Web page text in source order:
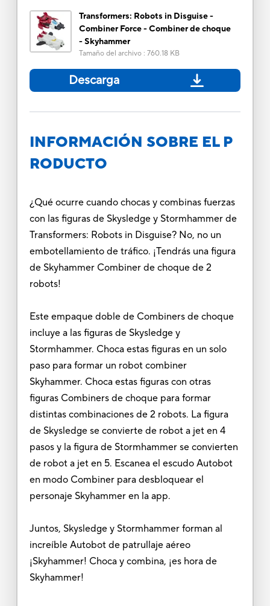
Transformers: Robots in Disguise -
Combiner Force - Combiner de choque
- Skyhammer
Tamaño del archivo: 760.18 KB
Descarga
INFORMACIÓN SOBRE EL P
RODUCTO
¿Qué ocurre cuando chocas y combinas fuerzas
con las figuras de Skysledge y Stormhammer de
Transformers: Robots in Disguise? No, no un
embotellamiento de tráfico. ¡Tendrás una figura
de Skyhammer Combiner de choque de 2
robots!
Este empaque doble de Combiners de choque
incluye a las figuras de Skysledge y
Stormhammer. Choca estas figuras en un solo
paso para formar un robot combiner
Skyhammer. Choca estas figuras con otras
figuras Combiners de choque para formar
distintas combinaciones de 2 robots. La figura
de Skysledge se convierte de robot a jet en 4
pasos y la figura de Stormhammer se convierten
de robot a jet en 5. Escanea el escudo Autobot
en modo Combiner para desbloquear el
personaje Skyhammer en la app.
Juntos, Skysledge y Stormhammer forman al
increíble Autobot de patrullaje aéreo
¡Skyhammer! Choca y combina, ¡es hora de
Skyhammer!